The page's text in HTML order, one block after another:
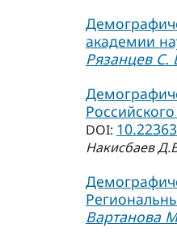
академии
Рязанцев С.
DOI:
Накисбаев
Вартанова